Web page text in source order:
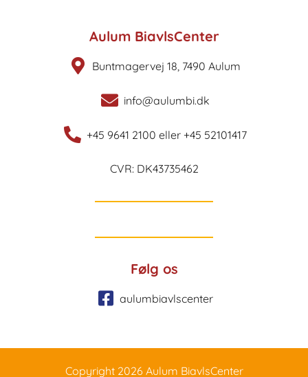
Aulum BiavlsCenter
Buntmagervej 18, 7490 Aulum
info@aulumbi.dk
+45 9641 2100 eller +45 52101417
CVR: DK43735462
Følg os
aulumbiavlscenter
Copyright 2026 Aulum BiavlsCenter